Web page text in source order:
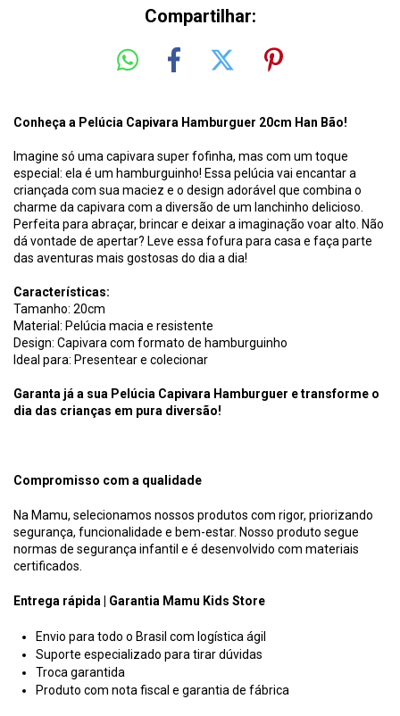
Compartilhar:
Conheça a Pelúcia Capivara Hamburguer 20cm Han Bão!
Imagine só uma capivara super fofinha, mas com um toque
especial: ela é um hamburguinho! Essa pelúcia vai encantar a
criançada com sua maciez e o design adorável que combina o
charme da capivara com a diversão de um lanchinho delicioso.
Perfeita para abraçar, brincar e deixar a imaginação voar alto. Não
dá vontade de apertar? Leve essa fofura para casa e faça parte
das aventuras mais gostosas do dia a dia!
Características:
Tamanho: 20cm
Material: Pelúcia macia e resistente
Design: Capivara com formato de hamburguinho
Ideal para: Presentear e colecionar
Garanta já a sua Pelúcia Capivara Hamburguer e transforme o
dia das crianças em pura diversão!
Compromisso com a qualidade
Na Mamu, selecionamos nossos produtos com rigor, priorizando
segurança, funcionalidade e bem-estar. Nosso produto segue
normas de segurança infantil e é desenvolvido com materiais
certificados.
Entrega rápida | Garantia Mamu Kids Store
Envio para todo o Brasil com logística ágil
Suporte especializado para tirar dúvidas
Troca garantida
Produto com nota fiscal e garantia de fábrica